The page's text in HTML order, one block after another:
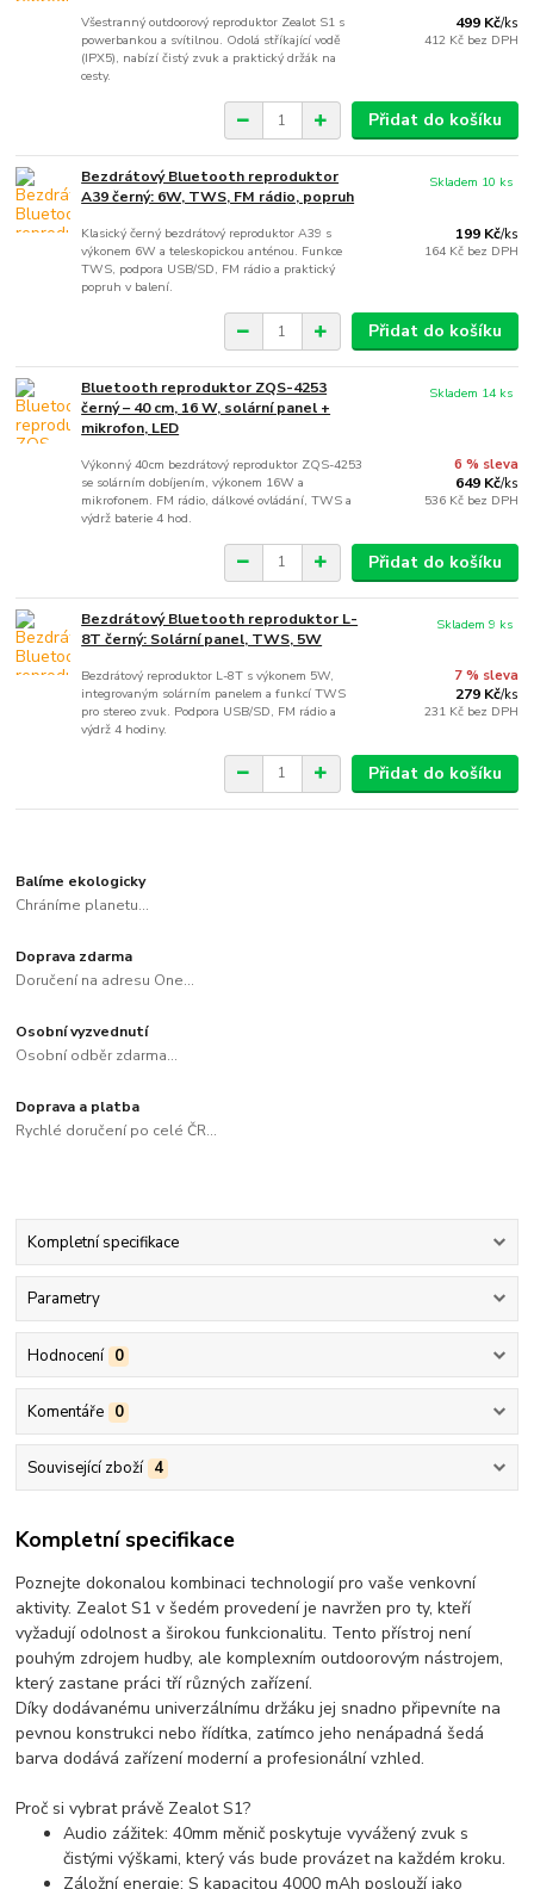
Všestranný outdoorový reproduktor Zealot S1 s
powerbankou a svítilnou. Odolá stříkající vodě
(IPX5), nabízí čistý zvuk a praktický držák na
cesty.
499 Kč/ks
412 Kč bez DPH
Přidat do košíku
Bezdrátový Bluetooth reproduktor
A39 černý: 6W, TWS, FM rádio, popruh
Klasický černý bezdrátový reproduktor A39 s
výkonem 6W a teleskopickou anténou. Funkce
TWS, podpora USB/SD, FM rádio a praktický
popruh v balení.
199 Kč/ks
164 Kč bez DPH
Skladem 10 ks
Přidat do košíku
Bluetooth reproduktor ZQS-4253
černý – 40 cm, 16 W, solární panel +
mikrofon, LED
Výkonný 40cm bezdrátový reproduktor ZQS-4253
se solárním dobíjením, výkonem 16W a
mikrofonem. FM rádio, dálkové ovládání, TWS a
výdrž baterie 4 hod.
6 % sleva
649 Kč/ks
536 Kč bez DPH
Skladem 14 ks
Přidat do košíku
Bezdrátový Bluetooth reproduktor L-
8T černý: Solární panel, TWS, 5W
Bezdrátový reproduktor L-8T s výkonem 5W,
integrovaným solárním panelem a funkcí TWS
pro stereo zvuk. Podpora USB/SD, FM rádio a
výdrž 4 hodiny.
7 % sleva
279 Kč/ks
231 Kč bez DPH
Skladem 9 ks
Přidat do košíku
Balíme ekologicky
Chráníme planetu...
Doprava zdarma
Doručení na adresu One...
Osobní vyzvednutí
Osobní odběr zdarma...
Doprava a platba
Rychlé doručení po celé ČR...
Kompletní specifikace
Parametry
Hodnocení 0
Komentáře 0
Související zboží 4
Kompletní specifikace
Poznejte dokonalou kombinaci technologií pro vaše venkovní
aktivity. Zealot S1 v šedém provedení je navržen pro ty, kteří
vyžadují odolnost a širokou funkcionalitu. Tento přístroj není
pouhým zdrojem hudby, ale komplexnímoutdoorovým nástrojem,
který zastane práci tří různých zařízení.
Díky dodávanémuuniverzálnímu držáku jej snadno připevníte na
pevnou konstrukci nebo řídítka, zatímco jeho nenápadná šedá
barva dodává zařízení moderní a profesionální vzhled.
Proč si vybrat právě Zealot S1?
Audio zážitek: 40mm měnič poskytuje vyvážený zvuk s
čistými výškami, který vás bude provázet na každém kroku.
Záložní energie: S kapacitou4000 mAh poslouží jako